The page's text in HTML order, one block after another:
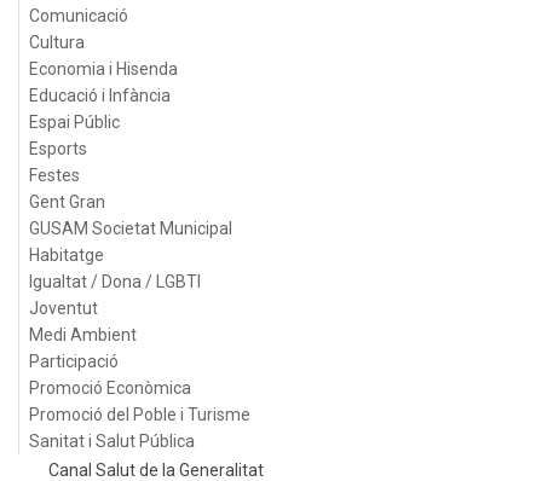
Comunicació
Cultura
Economia i Hisenda
Educació i Infància
Espai Públic
Esports
Festes
Gent Gran
GUSAM Societat Municipal
Habitatge
Igualtat / Dona / LGBTI
Joventut
Medi Ambient
Participació
Promoció Econòmica
Promoció del Poble i Turisme
Sanitat i Salut Pública
Canal Salut de la Generalitat